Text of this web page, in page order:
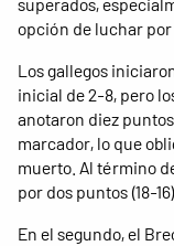
opción de luchar por
Los gallegos
inicial de 2-8, pero
anotaron diez
marcador, lo que
muerto. Al término
por dos puntos (18-16).
En el segundo, el